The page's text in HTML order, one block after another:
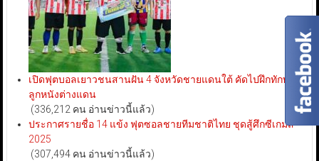
เปิดฟุตบอลเยาวชนสานฝัน 4 จังหวัดชายแดนใต้ คัดไปฝึกทักษะ
ลูกหนังต่างแดน
(336,212 คน อ่านข่าวนี้แล้ว)
ประกาศรายชื่อ 14 แข้ง ฟุตซอลชายทีมชาติไทย ชุดสู้ศึกซีเกมส์
2025
(307,494 คน อ่านข่าวนี้แล้ว)